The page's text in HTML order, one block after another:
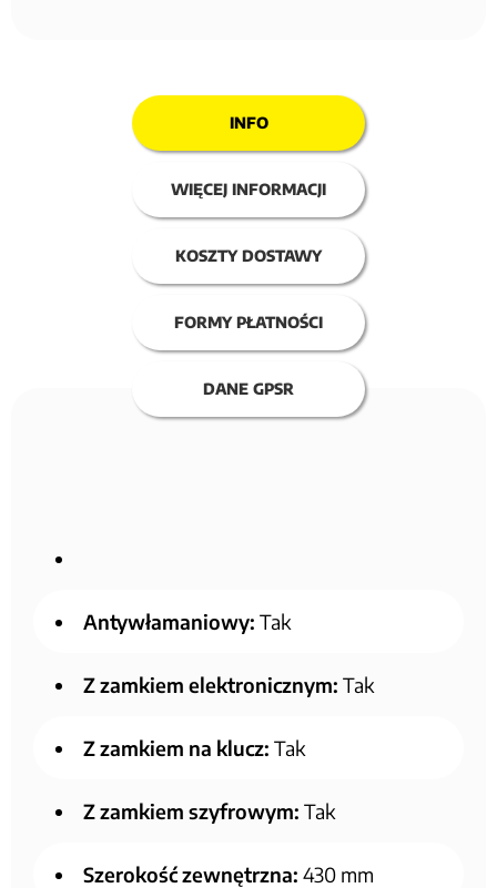
INFO
WIĘCEJ INFORMACJI
KOSZTY DOSTAWY
FORMY PŁATNOŚCI
DANE GPSR
Antywłamaniowy: Tak
Z zamkiem elektronicznym: Tak
Z zamkiem na klucz: Tak
Z zamkiem szyfrowym: Tak
Szerokość zewnętrzna: 430 mm